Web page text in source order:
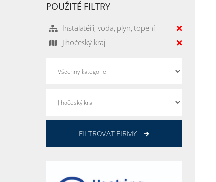
POUŽITÉ FILTRY
Instalatéři, voda, plyn, topení
Jihočeský kraj
FILTROVAT FIRMY